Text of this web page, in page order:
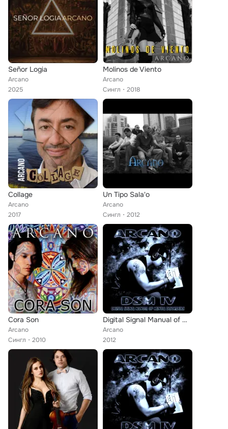
Señor Logia
Arcano
2025
Molinos de Viento
Arcano
Сингл
2018
Collage
Arcano
2017
Un Tipo Sala'o
Arcano
Сингл
2012
Cora Son
Arcano
Сингл
2010
Digital Signal Manual of Mental Disorders IV
Arcano
2012